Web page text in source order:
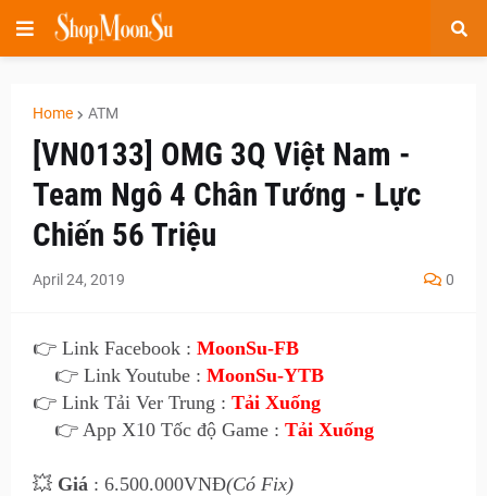
Home ATM
[VN0133] OMG 3Q Việt Nam -
Team Ngô 4 Chân Tướng - Lực
Chiến 56 Triệu
April 24, 2019 0
👉 Link Facebook : MoonSu-FB
👉 Link Youtube : MoonSu-YTB
👉 Link Tải Ver Trung : Tải Xuống
👉 App X10 Tốc độ Game : Tải Xuống
💥 Giá : 6.500.000VNĐ(Có Fix)